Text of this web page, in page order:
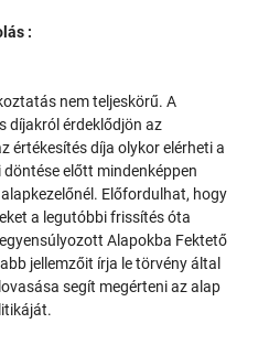
:
nem teljeskörű. A
díjakról érdeklődjön az
értékesítés díja olykor elérheti a
előtt mindenképpen
Előfordulhat, hogy
a legutóbbi frissítés óta
Alapokba Fektető
jellemzőit írja le törvény által
segít megérteni az alap